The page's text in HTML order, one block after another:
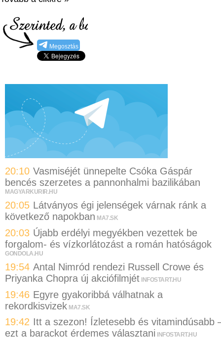
Megosztás
20:10 Vasmiséjét ünnepelte Csóka Gáspár
bencés szerzetes a pannonhalmi bazilikában
MAGYARKURIR.HU
20:05 Látványos égi jelenségek várnak ránk a
következő napokban MA7.SK
20:03 Újabb erdélyi megyékben vezettek be
forgalom- és vízkorlátozást a román hatóságok
GONDOLA.HU
19:54 Antal Nimród rendezi Russell Crowe és
Priyanka Chopra új akciófilmjét INFOSTART.HU
19:46 Egyre gyakoribbá válhatnak a
rekordkisvizek MA7.SK
19:42 Itt a szezon! Ízletesebb és vitamindúsabb
ezt a barackot érdemes választani
INFOSTART.HU